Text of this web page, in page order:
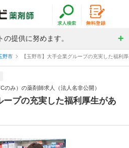
提供に努めます。
野市 【玉野市】大手企業グループの充実した福利
のみ）の薬剤師求人（法人名非公開）
ープの充実した福利厚生があ